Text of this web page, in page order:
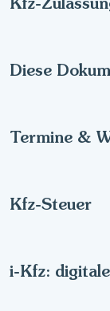
Diese
Termine &
Kfz-Steuer
i-Kfz: